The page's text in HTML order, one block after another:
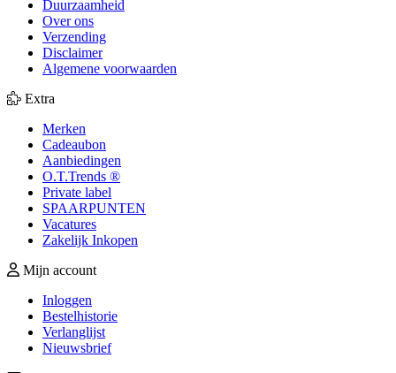
Duurzaamheid
Over ons
Verzending
Disclaimer
Algemene voorwaarden
Extra
Merken
Cadeaubon
Aanbiedingen
O.T.Trends ®
Private label
SPAARPUNTEN
Vacatures
Zakelijk Inkopen
Mijn account
Inloggen
Bestelhistorie
Verlanglijst
Nieuwsbrief